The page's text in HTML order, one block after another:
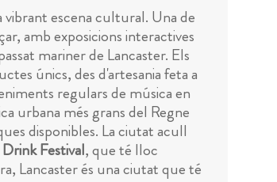
escena cultural. Una de
amb exposicions interactives
mariner de Lancaster. Els
únics, des d'artesania feta a
regulars de música en
urbana més grans del Regne
disponibles. La ciutat acull
Festival, que té lloc
Lancaster és una ciutat que té